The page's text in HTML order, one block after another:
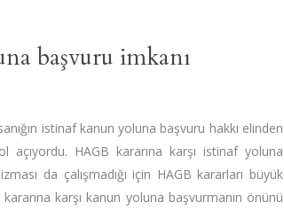
başvuru imkanı
istinaf kanun yoluna başvuru hakkı elinden
HAGB kararına karşı istinaf yoluna
da çalışmadığı için HAGB kararları büyük
karşı kanun yoluna başvurmanın önünü